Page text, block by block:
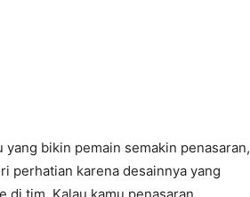
bikin pemain semakin penasaran,
perhatian karena desainnya yang